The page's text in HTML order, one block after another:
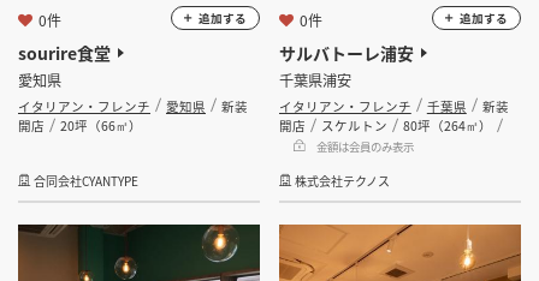
sourire食堂
愛知県
イタリアン・フレンチ 愛知県
新装
開店
20坪（66㎡）
合同会社CYANTYPE
0件 追加する
サルバトーレ浦安
千葉県浦安
イタリアン・フレンチ 千葉県
新装
開店
スケルトン 80坪（264㎡）
金額は会員のみ表示
株式会社テクノス
0件 追加する